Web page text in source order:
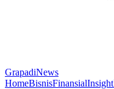
GrapadiNews
HomeBisnisFinansialInsight